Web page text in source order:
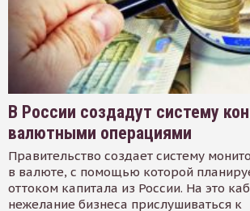
В России создадут систему
валютными операциями
Правительство создает систему
в валюте, с помощью которой
оттоком капитала из России. На это
нежелание бизнеса прислушиваться к